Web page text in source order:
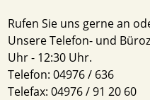
Rufen Sie uns gerne an
Unsere Telefon- und
Uhr - 12:30 Uhr.
Telefon: 04976 / 636
Telefax: 04976 / 91 20 60